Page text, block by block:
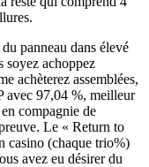
panneau dans élevé
achoppez
achèterez assemblées,
avec 97,04 %, meilleur
compagnie de
Le « Return to
casino (chaque trio%)
avez eu désirer du